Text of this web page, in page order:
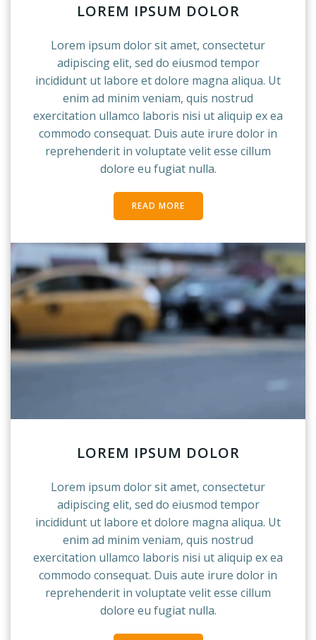
LOREM IPSUM DOLOR
Lorem ipsum dolor sit amet, consectetur
adipiscing elit, sed do eiusmod tempor
incididunt ut labore et dolore magna aliqua. Ut
enim ad minim veniam, quis nostrud
exercitation ullamco laboris nisi ut aliquip ex ea
commodo consequat. Duis aute irure dolor in
reprehenderit in voluptate velit esse cillum
dolore eu fugiat nulla.
READ MORE
LOREM IPSUM DOLOR
Lorem ipsum dolor sit amet, consectetur
adipiscing elit, sed do eiusmod tempor
incididunt ut labore et dolore magna aliqua. Ut
enim ad minim veniam, quis nostrud
exercitation ullamco laboris nisi ut aliquip ex ea
commodo consequat. Duis aute irure dolor in
reprehenderit in voluptate velit esse cillum
dolore eu fugiat nulla.